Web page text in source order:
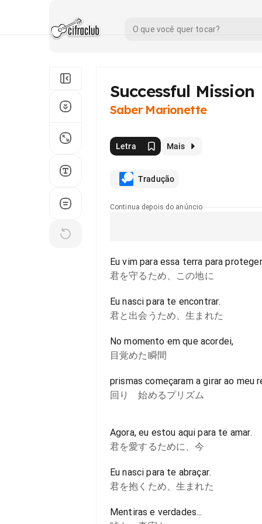
Successful Mission
Saber Marionette
Letra Mais
Tradução
Continua depois do anúncio
Eu vim para essa terra para
君を守るため、この地に
Eu nasci para te encontrar.
君と出会うため、生まれた
No momento em que acordei,
目覚めた瞬間
prismas começaram a girar ao meu
回り 始めるプリズム
Agora, eu estou aqui para te amar.
君を愛するために、今
Eu nasci para te abraçar.
君を抱くため、生まれた
Mentiras e verdades...